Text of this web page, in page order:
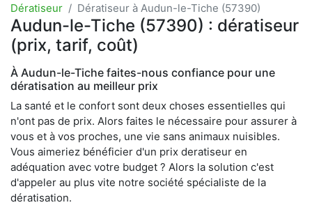
Dératiseur Dératiseur à Audun-le-Tiche (57390)
Audun-le-Tiche (57390) : dératiseur
(prix, tarif, coût)
À Audun-le-Tiche faites-nous confiance pour une
dératisation au meilleur prix
La santé et le confort sont deux choses essentielles qui
n'ont pas de prix. Alors faites le nécessaire pour assurer à
vous et à vos proches, une vie sans animaux nuisibles.
Vous aimeriez bénéficier d'un prix deratiseur en
adéquation avec votre budget ? Alors la solution c'est
d'appeler au plus vite notre société spécialiste de la
dératisation.